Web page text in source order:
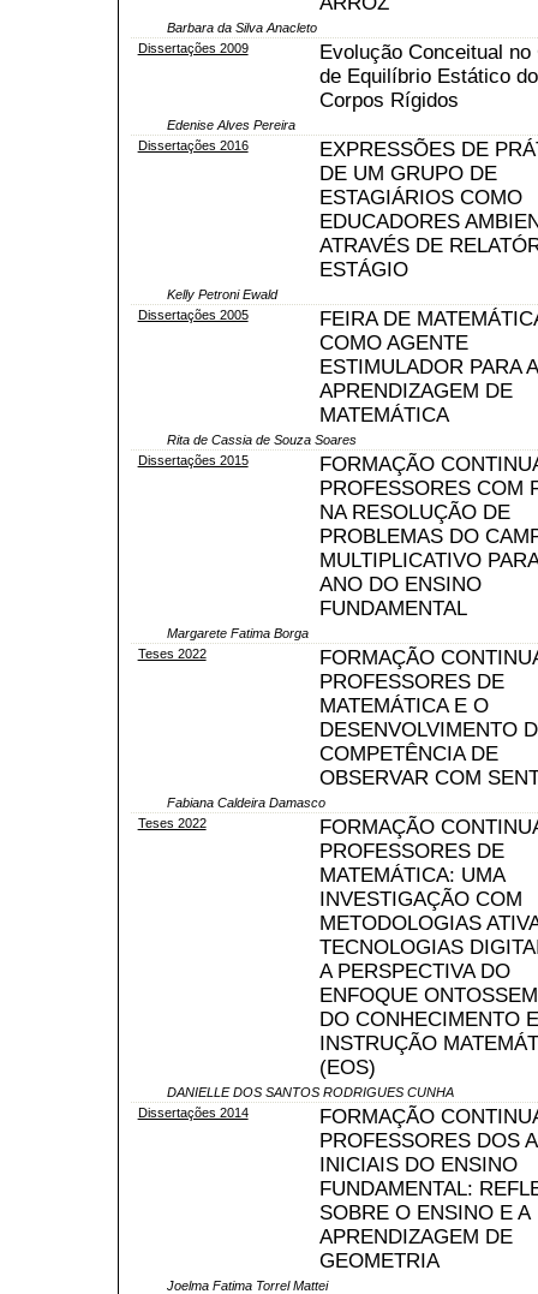
Barbara da Silva Anacleto
Dissertações 2009
Evolução Conceitual no
de Equilíbrio Estático
Corpos Rígidos
Edenise Alves Pereira
Dissertações 2016
EXPRESSÕES DE
DE UM GRUPO DE
ESTAGIÁRIOS COMO
EDUCADORES
ATRAVÉS DE
ESTÁGIO
Kelly Petroni Ewald
Dissertações 2005
FEIRA DE
COMO AGENTE
ESTIMULADOR PARA A
APRENDIZAGEM DE
MATEMÁTICA
Rita de Cassia de Souza Soares
Dissertações 2015
FORMAÇÃO
PROFESSORES COM
NA RESOLUÇÃO DE
PROBLEMAS DO
MULTIPLICATIVO
ANO DO ENSINO
FUNDAMENTAL
Margarete Fatima Borga
Teses 2022
FORMAÇÃO
PROFESSORES DE
MATEMÁTICA E O
DESENVOLVIMENTO
COMPETÊNCIA DE
OBSERVAR COM
Fabiana Caldeira Damasco
Teses 2022
FORMAÇÃO
PROFESSORES DE
MATEMÁTICA: UMA
INVESTIGAÇÃO COM
METODOLOGIAS
TECNOLOGIAS
A PERSPECTIVA DO
ENFOQUE
DO CONHECIMENTO
INSTRUÇÃO
(EOS)
DANIELLE DOS SANTOS RODRIGUES CUNHA
Dissertações 2014
FORMAÇÃO
PROFESSORES DOS
INICIAIS DO ENSINO
FUNDAMENTAL:
SOBRE O ENSINO E A
APRENDIZAGEM DE
GEOMETRIA
Joelma Fatima Torrel Mattei